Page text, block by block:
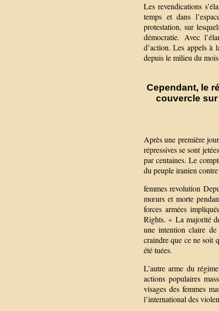
Les revendications
temps et dans
protestation, sur
démocratie. Avec
d’action. Les appels à
depuis le milieu du
Cependant, le
couvercle
Après une première
répressives se sont
par centaines. Le
du peuple iranien
femmes revolution
mœurs et morte
forces armées
Rights. « La majorité
une intention claire
craindre que ce ne soit
été tuées.
L’autre arme du
actions populaires
visages des femmes
l’international des